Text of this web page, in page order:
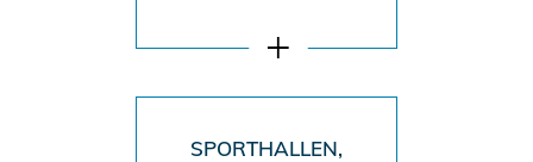
SPORTHALLEN,